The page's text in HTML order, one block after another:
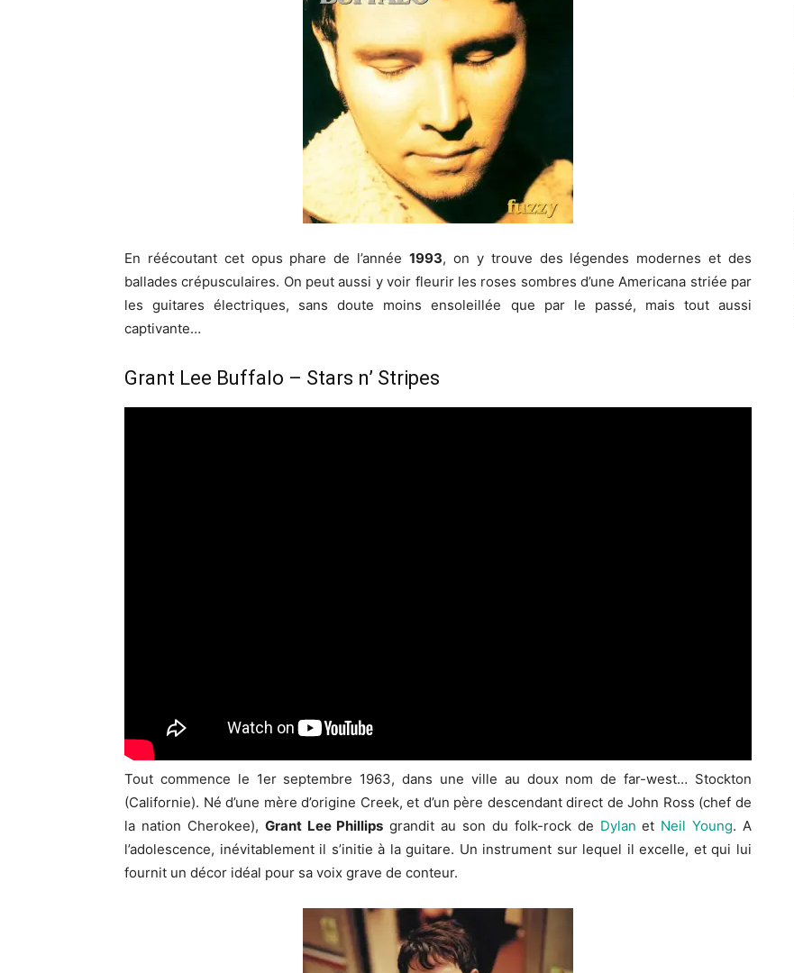
En réécoutant cet opus phare de l’année1993, on y trouve des légendes modernes et des
ballades crépusculaires. On peut aussi y voir fleurir les roses sombres d’une Americana striée par
les guitares électriques, sans doute moins ensoleillée que par le passé, mais tout aussi
captivante…
Grant Lee Buffalo – Stars n’ Stripes
Tout commence le 1er septembre 1963, dans une ville au doux nom de far-west… Stockton
(Californie). Né d’une mère d’origine Creek, et d’un père descendant direct de John Ross (chef de
la nation Cherokee), Grant Lee Phillips grandit au son du folk-rock de Dylan et Neil Young. A
l’adolescence, inévitablement il s’initie à la guitare. Un instrument sur lequel il excelle, et qui lui
fournit un décor idéal pour sa voix grave de conteur.